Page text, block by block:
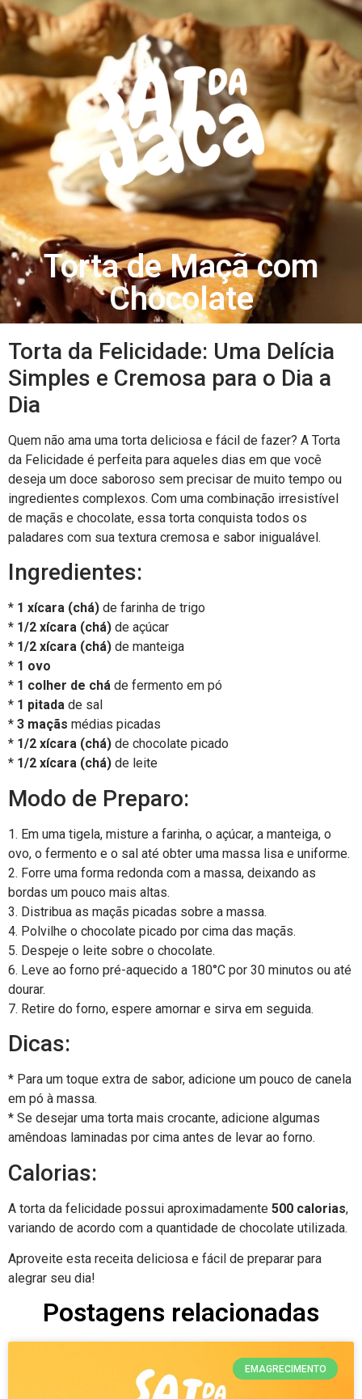
Torta de Maçã com
Chocolate
Torta da Felicidade: Uma Delícia
Simples e Cremosa para o Dia a
Dia
Quem não ama uma torta deliciosa e fácil de fazer? A Torta
da Felicidade é perfeita para aqueles dias em que você
deseja um doce saboroso sem precisar de muito tempo ou
ingredientes complexos. Com uma combinação irresistível
de maçãs e chocolate, essa torta conquista todos os
paladares com sua textura cremosa e sabor inigualável.
Ingredientes:
* 1 xícara (chá) de farinha de trigo
* 1/2 xícara (chá) de açúcar
* 1/2 xícara (chá) de manteiga
* 1 ovo
* 1 colher de chá de fermento em pó
* 1 pitada de sal
* 3 maçãs médias picadas
* 1/2 xícara (chá) de chocolate picado
* 1/2 xícara (chá) de leite
Modo de Preparo:
1. Em uma tigela, misture a farinha, o açúcar, a manteiga, o
ovo, o fermento e o sal até obter uma massa lisa e uniforme.
2. Forre uma forma redonda com a massa, deixando as
bordas um pouco mais altas.
3. Distribua as maçãs picadas sobre a massa.
4. Polvilhe o chocolate picado por cima das maçãs.
5. Despeje o leite sobre o chocolate.
6. Leve ao forno pré-aquecido a 180°C por 30 minutos ou até
dourar.
7. Retire do forno, espere amornar e sirva em seguida.
Dicas:
* Para um toque extra de sabor, adicione um pouco de canela
em pó à massa.
* Se desejar uma torta mais crocante, adicione algumas
amêndoas laminadas por cima antes de levar ao forno.
Calorias:
A torta da felicidade possui aproximadamente 500 calorias,
variando de acordo com a quantidade de chocolate utilizada.
Aproveite esta receita deliciosa e fácil de preparar para
alegrar seu dia!
Postagens relacionadas
EMAGRECIMENTO